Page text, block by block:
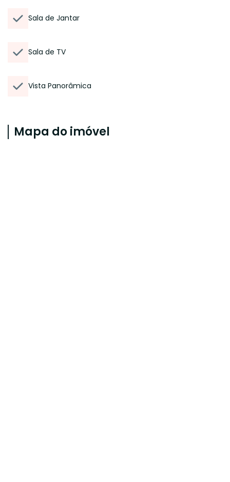
Sala de Jantar
Sala de TV
Vista Panorâmica
Mapa do imóvel